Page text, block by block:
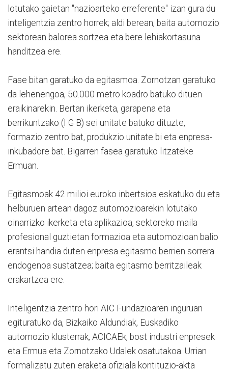
lotutako gaietan "nazioarteko erreferente" izan gura du
inteligentzia zentro horrek; aldi berean, baita automozio
sektorean balorea sortzea eta bere lehiakortasuna
handitzea ere.
Fase bitan garatuko da egitasmoa. Zornotzan garatuko
da lehenengoa, 50.000 metro koadro batuko dituen
eraikinarekin. Bertan ikerketa, garapena eta
berrikuntzako (I G B) sei unitate batuko dituzte,
formazio zentro bat, produkzio unitate bi eta enpresa-
inkubadore bat. Bigarren fasea garatuko litzateke
Ermuan.
Egitasmoak 42 milioi euroko inbertsioa eskatuko du eta
helburuen artean dagoz automozioarekin lotutako
oinarrizko ikerketa eta aplikazioa, sektoreko maila
profesional guztietan formazioa eta automozioan balio
erantsi handia duten enpresa egitasmo berrien sorrera
endogenoa sustatzea; baita egitasmo berritzaileak
erakartzea ere.
Inteligentzia zentro hori AIC Fundazioaren inguruan
egituratuko da, Bizkaiko Aldundiak, Euskadiko
automozio klusterrak, ACICAEk, bost industri enpresek
eta Ermua eta Zornotzako Udalek osatutakoa. Urrian
formalizatu zuten eraketa ofiziala kontituzio-akta